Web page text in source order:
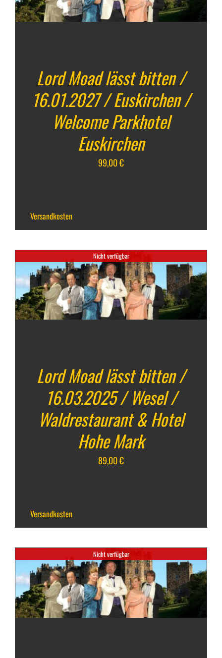
Lord Moad lässt bitten /
16.01.2027 / Euskirchen /
Welcome Parkhotel
Euskirchen
99,00€
Versandkosten
Nicht verfügbar
Lord Moad lässt bitten /
16.03.2025 / Wesel /
Waldrestaurant & Hotel
Hohe Mark
89,00€
Versandkosten
Nicht verfügbar